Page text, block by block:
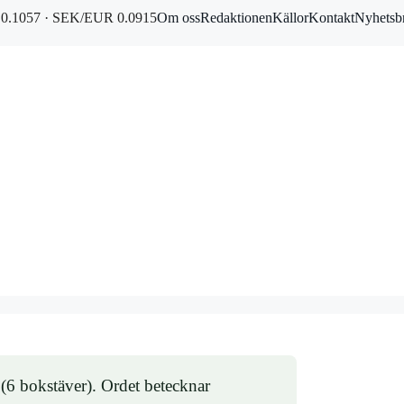
· SEK/EUR 0.0915Om ossRedaktionenKällorKontakt
(6 bokstäver). Ordet betecknar